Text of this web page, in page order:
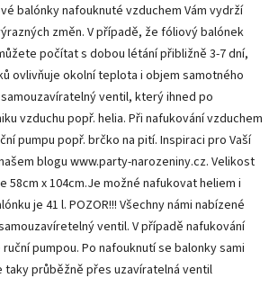
balónky nafouknuté vzduchem Vám vydrží
změn. V případě, že fóliový balónek
počítat s dobou létání přibližně 3-7 dní,
ovlivňuje okolní teplota i objem samotného
ventil, který ihned po
vzduchu popř. helia. Při nafukování vzduchem
pumpu popř. brčko na pití. Inspiraci pro Vaší
blogu www.party-narozeniny.cz. Velikost
58cm x 104cm.Je možné nafukovat heliem i
je 41 l. POZOR!!! Všechny námi nabízené
ventil. V případě nafukování
pumpou. Po nafouknutí se balonky sami
taky průběžně přes uzavíratelná ventil